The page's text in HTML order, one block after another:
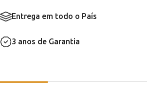
Entrega em todo o País
3 anos de Garantia